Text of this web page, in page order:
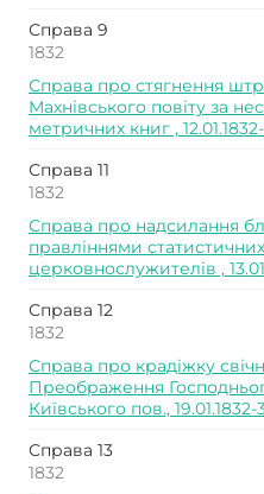
Справа 9
1832
Справа про стягнення
Махнівського повіту за
метричних книг ,
Справа 11
1832
Справа про надсилання
правліннями
церковнослужителів ,
Справа 12
1832
Справа про крадіжку
Преображення
Київського пов., 19.01.1832-
Справа 13
1832